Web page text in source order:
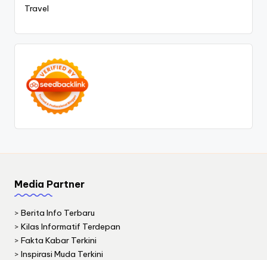
Travel
Media Partner
> Berita Info Terbaru
> Kilas Informatif Terdepan
> Fakta Kabar Terkini
> Inspirasi Muda Terkini